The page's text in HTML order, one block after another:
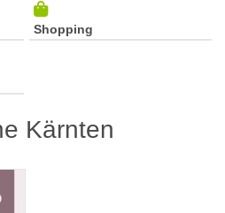
Shopping
Kärnten